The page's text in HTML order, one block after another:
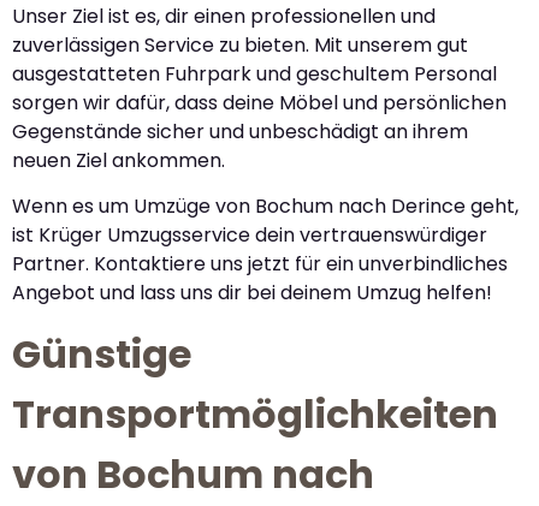
Unser Ziel ist es, dir einen professionellen und
zuverlässigen Service zu bieten. Mit unserem gut
ausgestatteten Fuhrpark und geschultem Personal
sorgen wir dafür, dass deine Möbel und persönlichen
Gegenstände sicher und unbeschädigt an ihrem
neuen Ziel ankommen.
Wenn es um Umzüge von Bochum nach Derince geht,
ist Krüger Umzugsservice dein vertrauenswürdiger
Partner. Kontaktiere uns jetzt für ein unverbindliches
Angebot und lass uns dir bei deinem Umzug helfen!
Günstige
Transportmöglichkeiten
von Bochum nach